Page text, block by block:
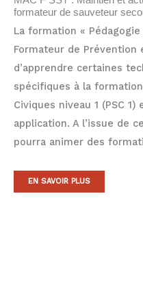
formateur de sauveteur
La formation «
Formateur de Prévention
d’apprendre certaines
spécifiques à la
Civiques niveau 1 (PSC
application. A l’issue de
pourra animer des
EN SAVOIR PLUS